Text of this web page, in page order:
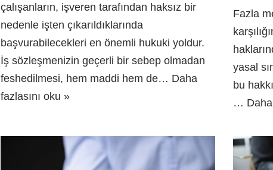
çalışanların, işveren tarafından haksız bir
nedenle işten çıkarıldıklarında
başvurabilecekleri en önemli hukuki yoldur.
İş sözleşmenizin geçerli bir sebep olmadan
feshedilmesi, hem maddi hem de… Daha
fazlasını oku »
Fazla
yasal
bu
…